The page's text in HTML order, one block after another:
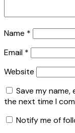
Name *
Email *
Website
Save my
the next time I
Notify me of